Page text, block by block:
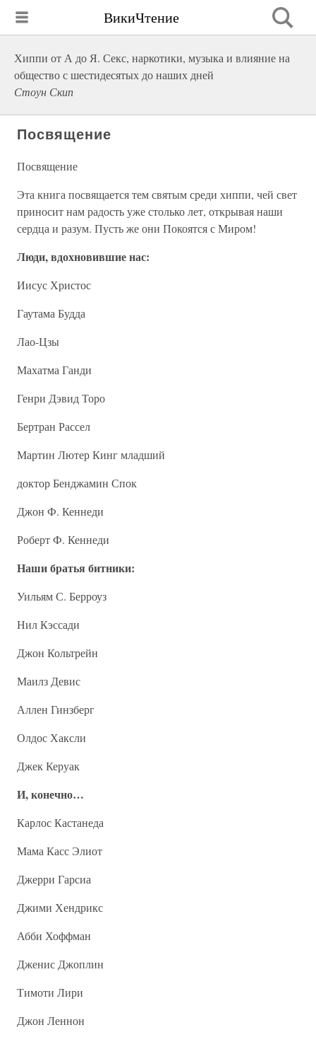
ВикиЧтение
Хиппи от А до Я. Секс, наркотики, музыка и влияние на
общество с шестидесятых до наших дней
Стоун Скип
Посвящение
Посвящение
Эта книга посвящается тем святым среди хиппи, чей свет
приносит нам радость уже столько лет, открывая наши
сердца и разум. Пусть же они Покоятся с Миром!
Люди, вдохновившие нас:
Иисус Христос
Гаутама Будда
Лао-Цзы
Махатма Ганди
Генри Дэвид Торо
Бертран Рассел
Мартин Лютер Кинг младший
доктор Бенджамин Спок
Джон Ф. Кеннеди
Роберт Ф. Кеннеди
Наши братья битники:
Уильям С. Берроуз
Нил Кэссади
Джон Кольтрейн
Маилз Девис
Аллен Гинзберг
Олдос Хаксли
Джек Керуак
И, конечно…
Карлос Кастанеда
Мама Касс Элиот
Джерри Гарсиа
Джими Хендрикс
Абби Хоффман
Дженис Джоплин
Тимоти Лири
Джон Леннон